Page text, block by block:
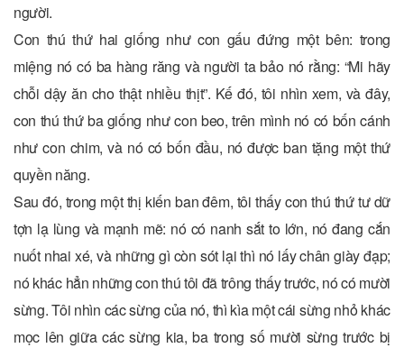
người.
Con thú thứ hai giống như con gấu đứng một bên: trong
miệng nó có ba hàng răng và người ta bảo nó rằng: “Mi hãy
chỗi dậy ăn cho thật nhiều thịt”. Kế đó, tôi nhìn xem, và đây,
con thú thứ ba giống như con beo, trên mình nó có bốn cánh
như con chim, và nó có bốn đầu, nó được ban tặng một thứ
quyền năng.
Sau đó, trong một thị kiến ban đêm, tôi thấy con thú thứ tư dữ
tợn lạ lùng và mạnh mẽ: nó có nanh sắt to lớn, nó đang cắn
nuốt nhai xé, và những gì còn sót lại thì nó lấy chân giày đạp;
nó khác hẳn những con thú tôi đã trông thấy trước, nó có mười
sừng. Tôi nhìn các sừng của nó, thì kìa một cái sừng nhỏ khác
mọc lên giữa các sừng kia, ba trong số mười sừng trước bị